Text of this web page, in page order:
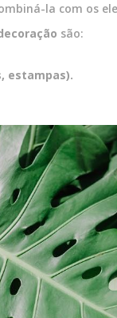
la com os
são:
estampas).